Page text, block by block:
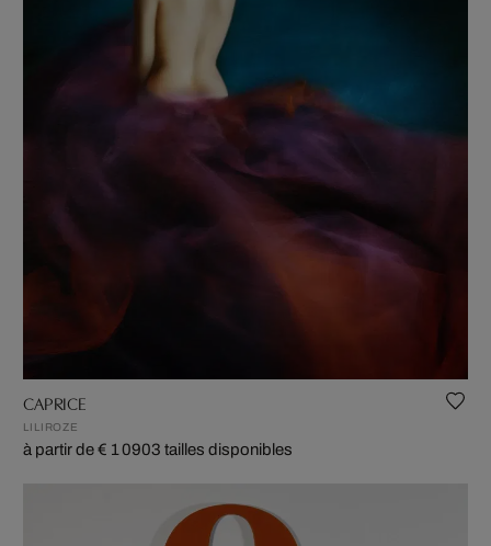
CAPRICE
LILIROZE
à partir de € 1 0903 tailles disponibles